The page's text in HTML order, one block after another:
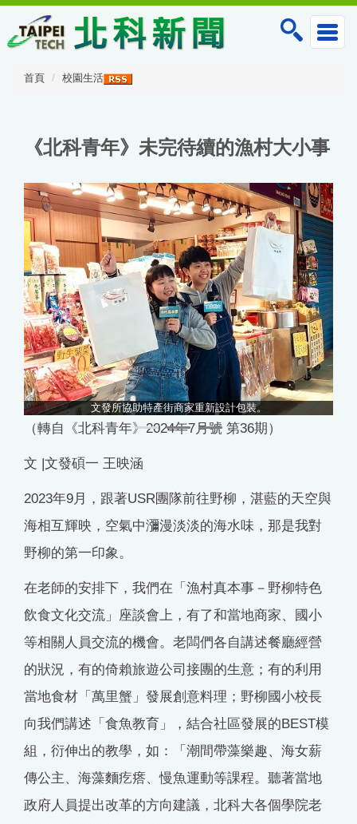
主
首頁 校園生活
《北科青年》未完待續的漁村大小事
文發所協助特產街商家重新設計包裝。
（轉自《北科青年》2024年7月號 第36期）
文 |文發碩一 王映涵
2023年9月，跟著USR團隊前往野柳，湛藍的天空與
海相互輝映，空氣中瀰漫淡淡的海水味，那是我對
野柳的第一印象。
在老師的安排下，我們在「漁村真本事－野柳特色
飲食文化交流」座談會上，有了和當地商家、國小
等相關人員交流的機會。老闆們各自講述餐廳經營
的狀況，有的倚賴旅遊公司接團的生意；有的利用
當地食材「萬里蟹」發展創意料理；野柳國小校長
向我們講述「食魚教育」，結合社區發展的BEST模
組，衍伸出的教學，如：「潮間帶藻樂趣、海女薪
傳公主、海藻麵疙瘩、慢魚運動等課程。聽著當地
政府人員提出改革的方向建議，北科大各個學院老